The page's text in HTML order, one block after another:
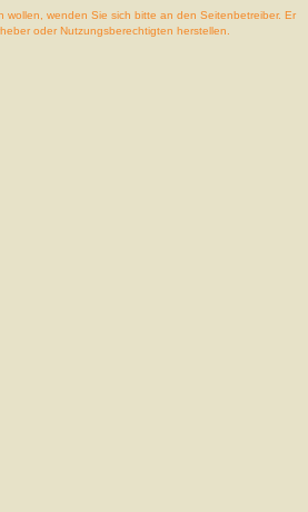
wollen, wenden Sie sich bitte an den Seitenbetreiber. Er
oder Nutzungsberechtigten herstellen.